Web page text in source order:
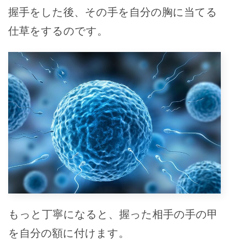
握手をした後、その手を自分の胸に当てる
仕草をするのです。
もっと丁寧になると、握った相手の手の甲
を自分の額に付けます。